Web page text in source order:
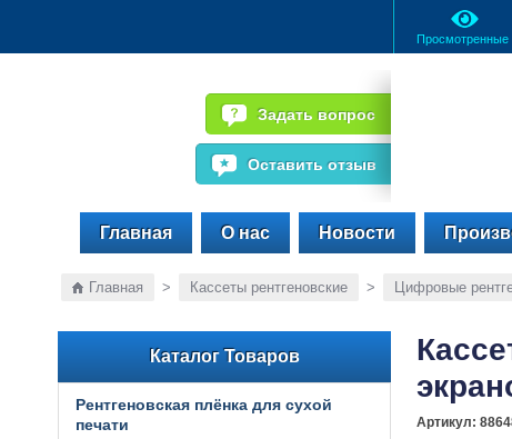
Просмотренные
Задать вопрос
Оставить отзыв
Главная О нас Новости
Главная > Кассеты рентгеновские > Цифровые
Каталог Товаров
Рентгеновская плёнка для сухой
печати
Артикул: